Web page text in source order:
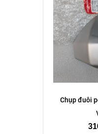
Chụp đuôi